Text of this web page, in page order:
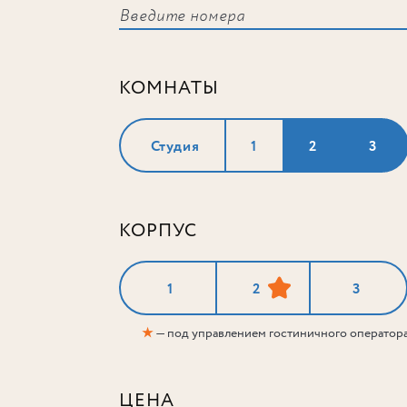
КОМНАТЫ
Студия 1 2 3
КОРПУС
1 2 3
★— под управлением гостиничного
ЦЕНА